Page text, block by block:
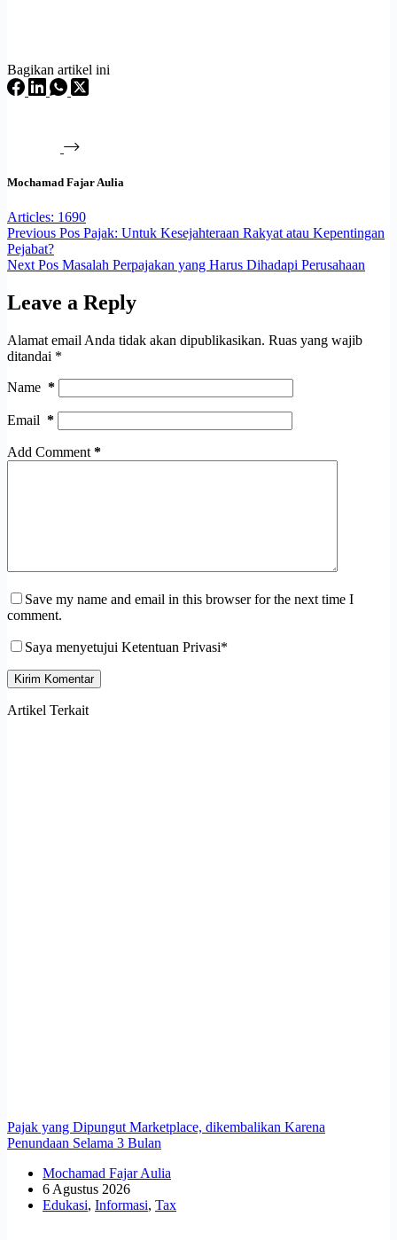
Bagikan artikel ini
Mochamad Fajar Aulia
Articles: 1690
Previous Pos Pajak: Untuk Kesejahteraan Rakyat atau Kepentingan
Pejabat?
Next Pos Masalah Perpajakan yang Harus Dihadapi Perusahaan
Leave a Reply
Alamat email Anda tidak akan dipublikasikan. Ruas yang wajib
ditandai *
Name *
Email *
Add Comment *
Save my name and email in this browser for the next time I
comment.
Saya menyetujui Ketentuan Privasi*
Kirim Komentar
Artikel Terkait
Pajak yang Dipungut Marketplace, dikembalikan Karena
Penundaan Selama 3 Bulan
Mochamad Fajar Aulia
6 Agustus 2026
Edukasi, Informasi, Tax